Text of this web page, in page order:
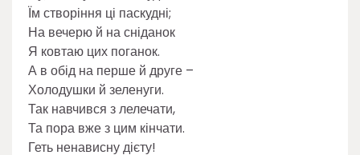
Їм створіння ці паскудні;
На вечерю й на сніданок
Я ковтаю цих поганок.
А в обід на перше й друге –
Холодушки й зеленуги.
Так навчився з лелечати,
Та пора вже з цим кінчати.
Геть ненависну дієту!